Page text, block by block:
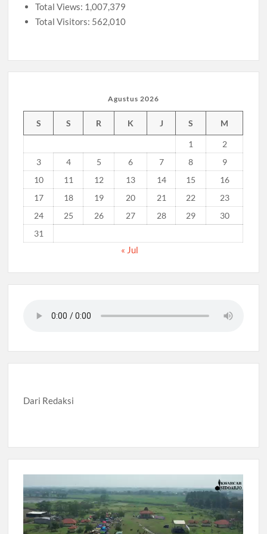
2026 Diwarnai Penampilan Tari Kreasi Berselendang
Peringanti Momentum Hardiknas, Kwarran Sedati Gelar
Total Views: 1,007,379
Total Visitors: 562,010
Agustus 2026
S S R K J S M
1
2
3
4 5 6 7 8
9
10
11 12 13 14 15
16
17
18 19 20 21 22
23
24
25 26 27 28 29
30
31
« Jul
Dari Redaksi